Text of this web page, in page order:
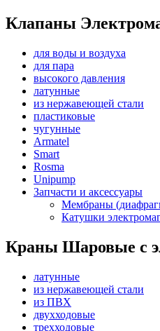
Клапаны
для воды и воздуха
для пара
высокого давления
латунные
из нержавеющей стали
пластиковые
чугунные
Armatel
Smart
Rosma
Unipump
Запчасти и аксессуары
Мембраны
Катушки
Краны Шаровые с
латунные
из нержавеющей стали
из ПВХ
двухходовые
трехходовые